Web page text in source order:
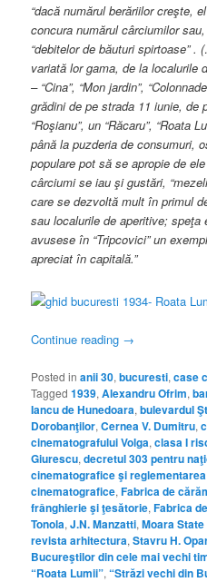
“dacă numărul berăriilor creşte,
concura numărul cârciumilor
“debitelor de băuturi spirtoase”
variată lor gama, de la localurile
– “Cina”, “Mon jardin”,
grădini de pe strada 11 iunie,
“Roşianu”, un “Răcaru”, “Roata
până la puzderia de consumuri,
populare pot să se apropie de
cârciumi se iau şi gustări,
care se dezvoltă mult în primul
sau localurile de aperitive;
avusese în “Tripcovici” un
apreciat în capitală.”
Continue reading →
Posted in anii 30,bucuresti,case
Tagged 1939,Alexandru Ofrim,
Iancu de Hunedoara,bulevardul
Dorobanţilor,Cernea V. Dumitru,
cinematografului Volga,clasa I
Giurescu,decretul 303 pentru
cinematografice şi
cinematografice,Fabrica de
frânghierie şi ţesătorie,Fabrica
Tonola,J.N. Manzatti,Moara
revista arhitectura,Stavru H.
Bucureştilor din cele mai vechi
“Roata Lumii”,“Străzi vechi din